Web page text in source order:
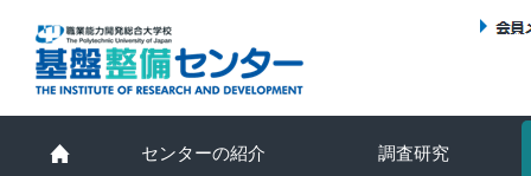
センターの紹介 調査研究